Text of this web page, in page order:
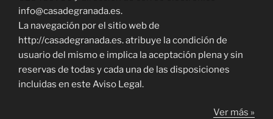
info@casadegranada.es.
La navegación por el sitio web de
http://casadegranada.es. atribuye la condición de
usuario del mismo e implica la aceptación plena y sin
reservas de todas y cada una de las disposiciones
incluidas en este Aviso Legal.
Ver más »